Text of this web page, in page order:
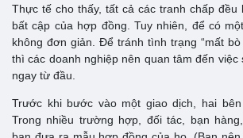
Thực tế cho thấy, tất cả các tranh chấp đều
bất cập của hợp đồng. Tuy nhiên, để có
không đơn giản. Để tránh tình trạng “mất
thì các doanh nghiệp nên quan tâm đến việc
ngay từ đầu.
Trước khi bước vào một giao dịch, hai
Trong nhiều trường hợp, đối tác, bạn